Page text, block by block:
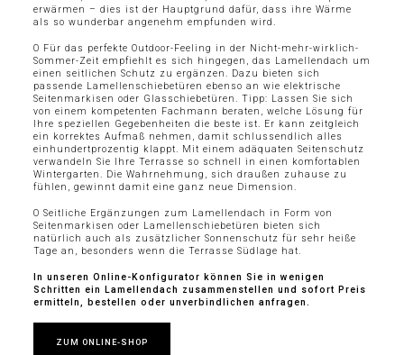
erwärmen – dies ist der Hauptgrund dafür, dass ihre Wärme
als so wunderbar angenehm empfunden wird.
O Für das perfekte Outdoor-Feeling in der Nicht-mehr-wirklich-
Sommer-Zeit empfiehlt es sich hingegen, das Lamellendach um
einen seitlichen Schutz zu ergänzen. Dazu bieten sich
passende Lamellenschiebetüren ebenso an wie elektrische
Seitenmarkisen oder Glasschiebetüren. Tipp: Lassen Sie sich
von einem kompetenten Fachmann beraten, welche Lösung für
Ihre speziellen Gegebenheiten die beste ist. Er kann zeitgleich
ein korrektes Aufmaß nehmen, damit schlussendlich alles
einhundertprozentig klappt. Mit einem adäquaten Seitenschutz
verwandeln Sie Ihre Terrasse so schnell in einen komfortablen
Wintergarten. Die Wahrnehmung, sich draußen zuhause zu
fühlen, gewinnt damit eine ganz neue Dimension.
O Seitliche Ergänzungen zum Lamellendach in Form von
Seitenmarkisen oder Lamellenschiebetüren bieten sich
natürlich auch als zusätzlicher Sonnenschutz für sehr heiße
Tage an, besonders wenn die Terrasse Südlage hat.
In unseren Online-Konfigurator können Sie in wenigen
Schritten ein Lamellendach zusammenstellen und sofort Preis
ermitteln, bestellen oder unverbindlichen anfragen.
ZUM ONLINE-SHOP